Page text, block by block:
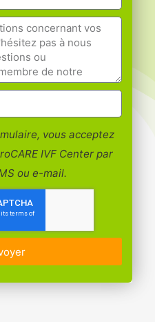
vous acceptez
IVF Center par
ou e-mail.